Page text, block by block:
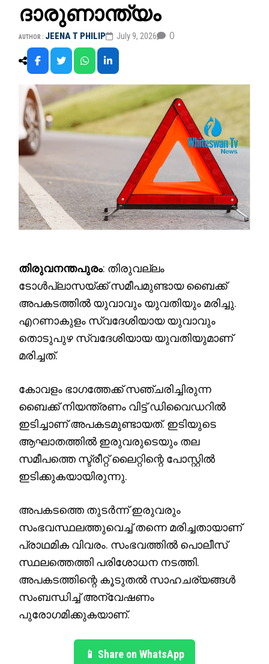
ദാരുണാന്ത്യം
AUTHOR : JEENA T PHILIP July 9, 2026 0
തിരുവനന്തപുരം: തിരുവല്ലം
ടോൾപ്ലാസയ്ക്ക് സമീപമുണ്ടായ ബൈക്ക്
അപകടത്തിൽ യുവാവും യുവതിയും മരിച്ചു.
എറണാകുളം സ്വദേശിയായ യുവാവും
തൊടുപുഴ സ്വദേശിയായ യുവതിയുമാണ്
മരിച്ചത്.
കോവളം ഭാഗത്തേക്ക് സഞ്ചരിച്ചിരുന്ന
ബൈക്ക് നിയന്ത്രണം വിട്ട് ഡിവൈഡറിൽ
ഇടിച്ചാണ് അപകടമുണ്ടായത്. ഇടിയുടെ
ആഘാതത്തിൽ ഇരുവരുടെയും തല
സമീപത്തെ സ്ട്രീറ്റ് ലൈറ്റിന്റെ പോസ്റ്റിൽ
ഇടിക്കുകയായിരുന്നു.
അപകടത്തെ തുടർന്ന് ഇരുവരും
സംഭവസ്ഥലത്തുവെച്ച് തന്നെ മരിച്ചതായാണ്
പ്രാഥമിക വിവരം. സംഭവത്തിൽ പൊലീസ്
സ്ഥലത്തെത്തി പരിശോധന നടത്തി.
അപകടത്തിന്റെ കൂടുതൽ സാഹചര്യങ്ങൾ
സംബന്ധിച്ച് അന്വേഷണം
പുരോഗമിക്കുകയാണ്.
📱 Share on WhatsApp